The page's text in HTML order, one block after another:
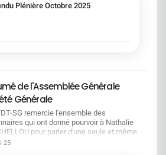
lecture !
Plénière Octobre 2025
de l'Assemblée Générale
Générale
SG remercie l'ensemble des
qui ont donné pourvoir à Nathalie
pour parler d'une seule et même
Générale s'est ouverte avec 4
25